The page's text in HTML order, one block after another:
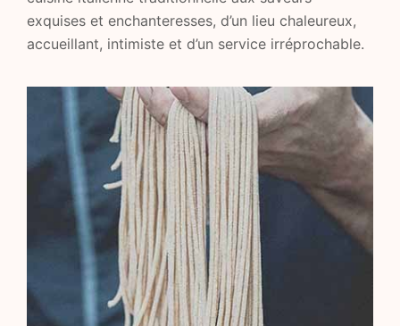
exquises et enchanteresses, d’un lieu chaleureux,
accueillant, intimiste et d’un service irréprochable.